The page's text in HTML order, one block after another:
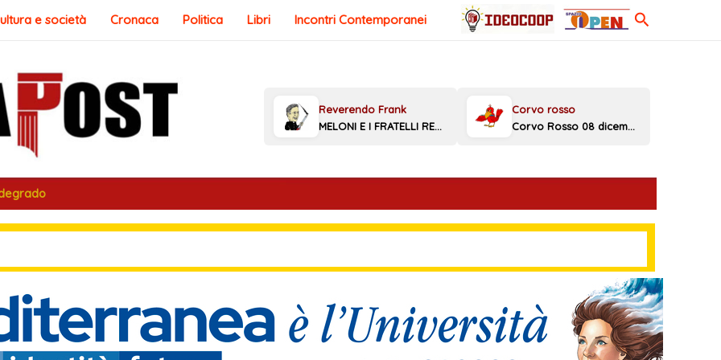
e società Cronaca Politica Libri Incontri Contemporanei Cerca
MELONI E I FRATELLI REGGINI Corvo Rosso 08 dicembre 2025